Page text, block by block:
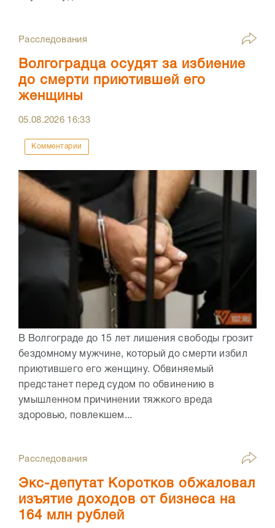
Расследования
Волгоградца осудят за избиение
до смерти приютившей его
женщины
05.08.2026 16:33
Комментарии
В Волгограде до 15 лет лишения свободы грозит
бездомному мужчине, который до смерти избил
приютившего его женщину. Обвиняемый
предстанет перед судом по обвинению в
умышленном причинении тяжкого вреда
здоровью, повлекшем...
Расследования
Экс-депутат Коротков обжаловал
изъятие доходов от бизнеса на
164 млн рублей